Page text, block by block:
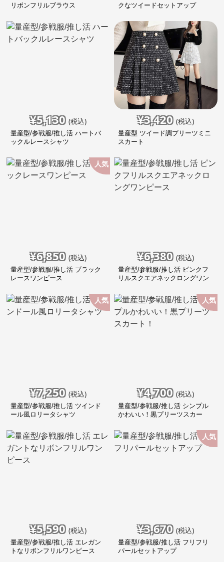
リボンフリルブラウス
クなツイードセットアップ
¥5,130 (税込)
量産型/参戦服/推し活 ハートバ
ックルレースシャツ
¥3,420 (税込)
量産型 ツイード調プリーツミニ
スカート
人気
¥6,850 (税込)
量産型/参戦服/推し活 ブラック
レースワンピース
¥6,380 (税込)
量産型/参戦服/推し活 ピンクフ
リルスクエアネックロングワン
人気
¥7,250 (税込)
量産型/参戦服/推し活 ツインド
ール風ロリータシャツ
人気
¥4,700 (税込)
量産型/参戦服/推し活 シンプル
かわいい！黒プリーツスカー
¥5,590 (税込)
量産型/参戦服/推し活 エレガン
トなリボンフリルワンピース
人気
¥3,670 (税込)
量産型/参戦服/推し活 フリフリ
パールセットアップ